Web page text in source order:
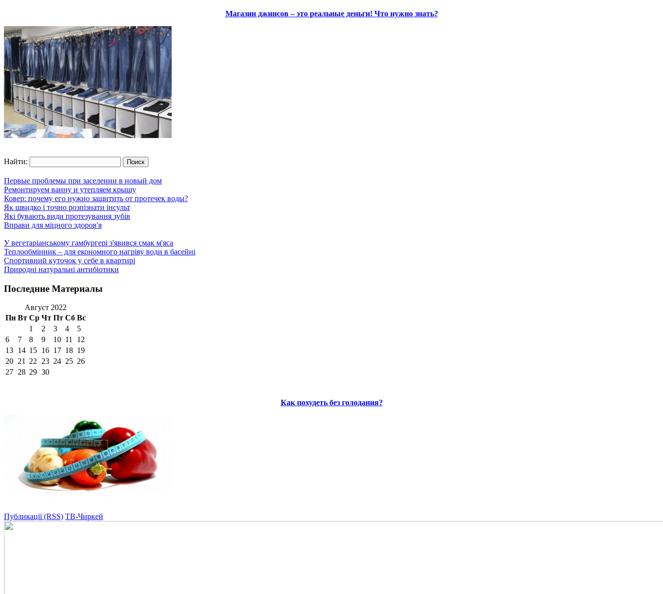
Магазин джинсов – это реальные деньги! Что нужно знать?
Найти:
Первые проблемы при заселении в новый дом
Ремонтируем ванну и утепляем крышу
Ковер: почему его нужно защитить от протечек воды?
Як швидко і точно розпізнати інсульт
Які бувають види протезування зубів
Вправи для міцного здоров'я
У вегетаріанському гамбургері з'явився смак м'яса
Теплообмінник – для економного нагріву води в басейні
Спортивний куточок у себе в квартирі
Природні натуральні антибіотики
Последние Материалы
Август 2022
Пн Вт Ср Чт Пт Сб Вс
1
2 3 4
5
6
7 8 9 10 11
12
13 14 15 16 17 18 19
20 21 22 23 24 25 26
27 28 29 30
Как похудеть без голодания?
Публикації (RSS) ТВ-Чиркей